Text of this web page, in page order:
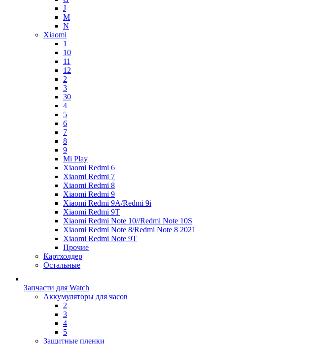
J
M
N
Xiaomi
1
10
11
12
2
3
30
4
5
6
7
8
9
Mi Play
Xiaomi Redmi 6
Xiaomi Redmi 7
Xiaomi Redmi 8
Xiaomi Redmi 9
Xiaomi Redmi 9A/Redmi 9i
Xiaomi Redmi 9T
Xiaomi Redmi Note 10//Redmi Note 10S
Xiaomi Redmi Note 8/Redmi Note 8 2021
Xiaomi Redmi Note 9T
Прочие
Картхолдер
Остальные
Запчасти для Watch
Аккумуляторы для часов
2
3
4
5
Защитные пленки